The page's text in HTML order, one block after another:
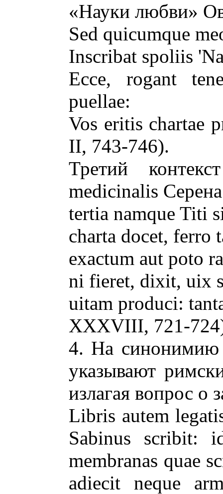
«Науки любви»
Sed quicumque
Inscribat spoliis
Ecce, rogant
puellae:
Vos eritis chartae
II, 743-746).
Третий
medicinalis
tertia namque Titi
charta docet, ferro
exactum aut poto
ni fieret, dixit, uix
uitam produci:
XXXVIII, 721-
4. На синонимию
указывают
излагая вопрос о
Libris autem
Sabinus scribit:
membranas quae
adiecit neque